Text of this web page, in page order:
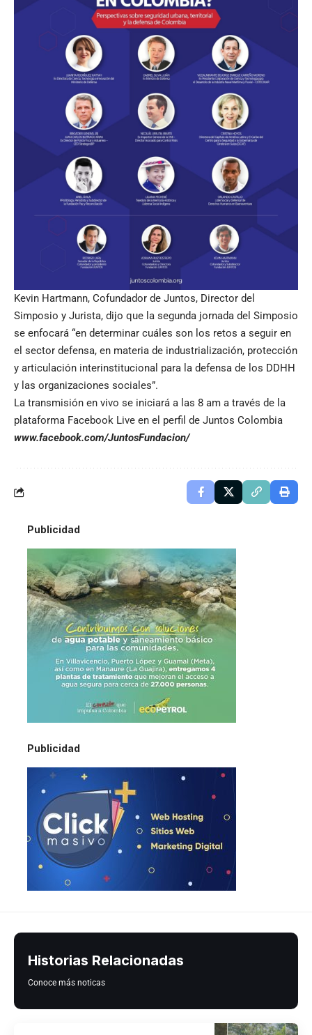
Kevin Hartmann, Cofundador de Juntos, Director del
Simposio y Jurista, dijo que la segunda jornada del Simposio
se enfocará “en determinar cuáles son los retos a seguir en
el sector defensa, en materia de industrialización, protección
y articulación interinstitucional para la defensa de los DDHH
y las organizaciones sociales”.
La transmisión en vivo se iniciará a las 8 am a través de la
plataforma Facebook Live en el perfil de Juntos Colombia
www.facebook.com/JuntosFundacion/
Publicidad
Publicidad
Historias Relacionadas
Conoce más noticas